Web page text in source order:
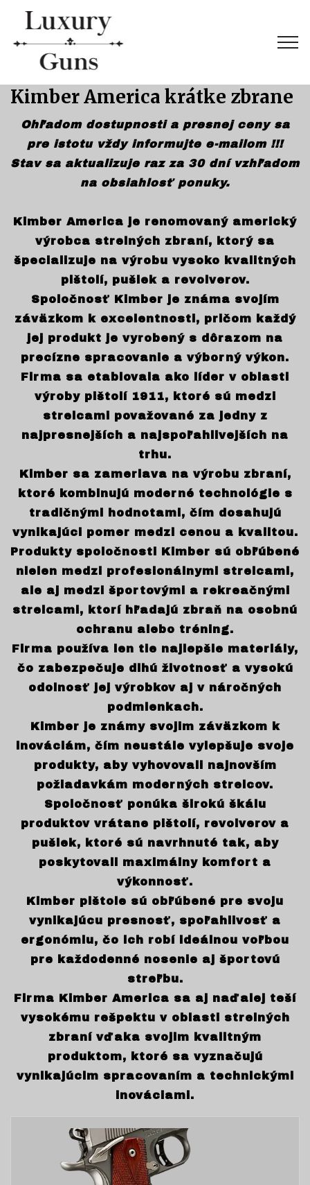
Kimber America krátke zbrane
Ohľadom dostupnosti a presnej ceny sa
pre istotu vždy informujte e-mailom !!!
Stav sa aktualizuje raz za 30 dní vzhľadom
na obsiahlosť ponuky.
Kimber America je renomovaný americký
výrobca strelných zbraní, ktorý sa
špecializuje na výrobu vysoko kvalitných
pištolí, pušiek a revolverov.
Spoločnosť Kimber je známa svojím
záväzkom k excelentnosti, pričom každý
jej produkt je vyrobený s dôrazom na
precízne spracovanie a výborný výkon.
Firma sa etablovala ako líder v oblasti
výroby pištolí 1911, ktoré sú medzi
strelcami považované za jedny z
najpresnejších a najspoľahlivejších na
trhu.
Kimber sa zameriava na výrobu zbraní,
ktoré kombinujú moderné technológie s
tradičnými hodnotami, čím dosahujú
vynikajúci pomer medzi cenou a kvalitou.
Produkty spoločnosti Kimber sú obľúbené
nielen medzi profesionálnymi strelcami,
ale aj medzi športovými a rekreačnými
strelcami, ktorí hľadajú zbraň na osobnú
ochranu alebo tréning.
Firma používa len tie najlepšie materiály,
čo zabezpečuje dlhú životnosť a vysokú
odolnosť jej výrobkov aj v náročných
podmienkach.
Kimber je známy svojim záväzkom k
inováciám, čím neustále vylepšuje svoje
produkty, aby vyhovovali najnovším
požiadavkám moderných strelcov.
Spoločnosť ponúka širokú škálu
produktov vrátane pištolí, revolverov a
pušiek, ktoré sú navrhnuté tak, aby
poskytovali maximálny komfort a
výkonnosť.
Kimber pištole sú obľúbené pre svoju
vynikajúcu presnosť, spoľahlivosť a
ergonómiu, čo ich robí ideálnou voľbou
pre každodenné nosenie aj športovú
streľbu.
Firma Kimber America sa aj naďalej teší
vysokému rešpektu v oblasti strelných
zbraní vďaka svojim kvalitným
produktom, ktoré sa vyznačujú
vynikajúcim spracovaním a technickými
inováciami.